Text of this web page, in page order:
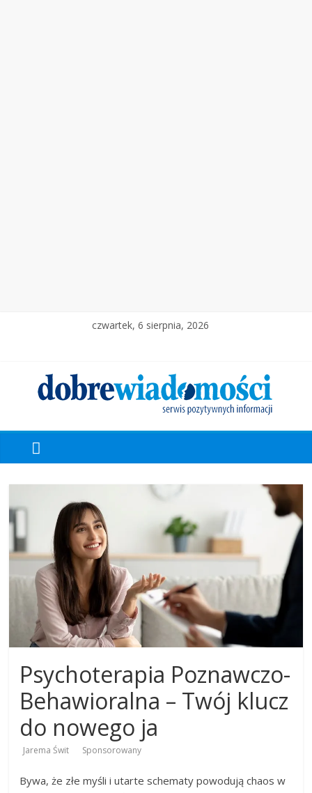
czwartek, 6 sierpnia, 2026
Psychoterapia Poznawczo-
Behawioralna – Twój klucz
do nowego ja
Jarema Świt Sponsorowany
Bywa, że złe myśli i utarte schematy powodują chaos w